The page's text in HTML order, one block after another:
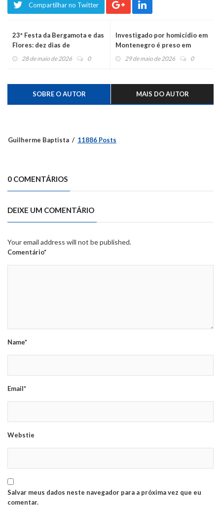
Compartilhar no Twitter
23ª Festa da Bergamota e das
Flores: dez dias de
programação e experiências
28 de maio de 2026 0
Investigado por homicídio em
Montenegro é preso em
Portão
29 de maio de 2026 0
SOBRE O AUTOR MAIS DO AUTOR
Guilherme Baptista 11886 Posts
0 COMENTÁRIOS
DEIXE UM COMENTÁRIO
Your email address will not be published.
Comentário*
Name*
Email*
Webstie
Salvar meus dados neste navegador para a próxima vez que eu
comentar.